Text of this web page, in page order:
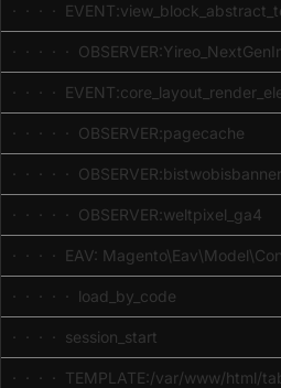
· · · ·
· · · · ·
· · · ·
· · · · · OBSERVER:pagecache
· · · · ·
· · · · · OBSERVER:weltpixel_ga4
· · · · EAV:
· · · · · load_by_code
· · · · session_start
· · · · TEMPLATE:/var/www/html/